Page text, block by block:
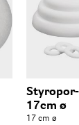
17cm ø
17 cm ø